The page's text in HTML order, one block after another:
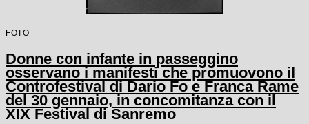
FOTO
Donne con infante in passeggino
osservano i manifesti che promuovono il
Controfestival di Dario Fo e Franca Rame
del 30 gennaio, in concomitanza con il
XIX Festival di Sanremo